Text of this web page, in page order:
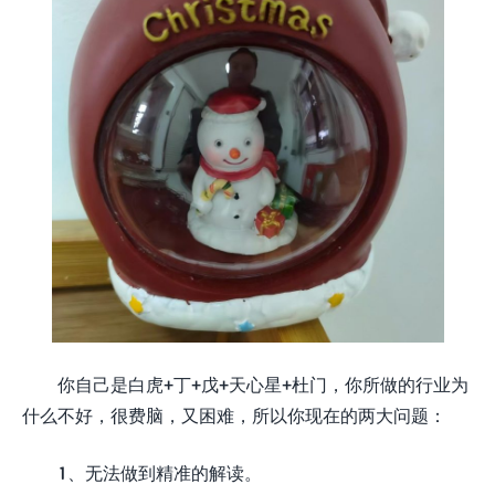
你自己是白虎+丁+戊+天心星+杜门，你所做的行业为
什么不好，很费脑，又困难，所以你现在的两大问题：
1、无法做到精准的解读。